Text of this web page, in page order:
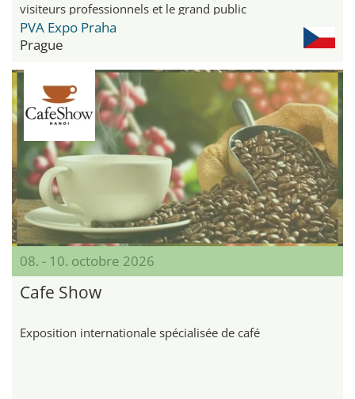
visiteurs professionnels et le grand public
PVA Expo Praha
Prague
08. - 10. octobre 2026
Cafe Show
Exposition internationale spécialisée de café